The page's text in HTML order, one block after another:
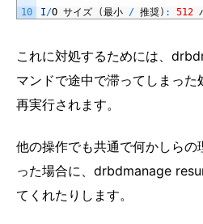
10
I/O サイズ (最小 / 推奨) : 512
これに対処するためには、
マンドで途中で滞ってしまっ
再実行されます。
他の操作でも共通で何かしらの
った場合に、drbdmanage
てくれたりします。